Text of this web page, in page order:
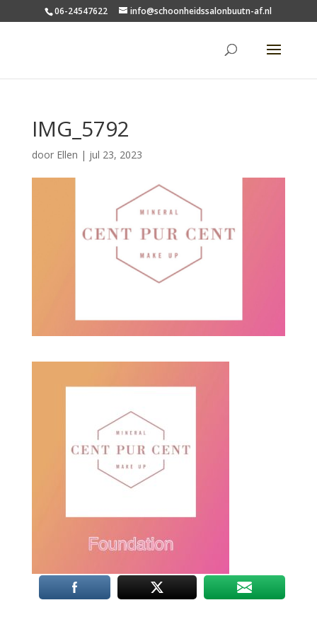
06-24547622 info@schoonheidssalonbuutn-af.nl
IMG_5792
door Ellen | jul 23, 2023